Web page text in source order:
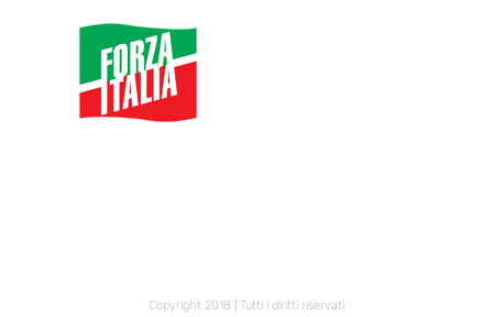
Copyright 2018 | Tutti i diritti riservati